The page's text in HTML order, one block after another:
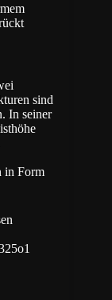
sind
In seiner
in Form